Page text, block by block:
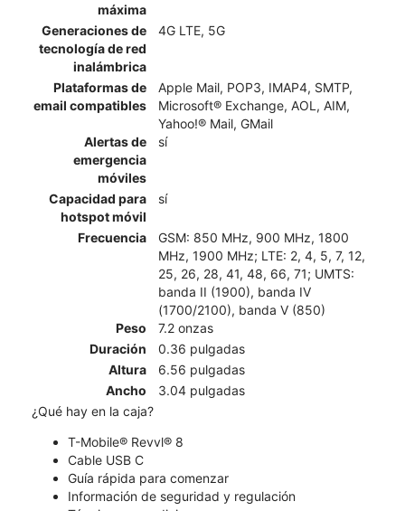
máxima
Generaciones de
tecnología de red
inalámbrica
4G LTE, 5G
Plataformas de
email compatibles
Apple Mail, POP3, IMAP4, SMTP,
Microsoft® Exchange, AOL, AIM,
Yahoo!® Mail, GMail
Alertas de
emergencia
móviles
sí
Capacidad para
hotspot móvil
sí
Frecuencia
GSM: 850 MHz, 900 MHz, 1800
MHz, 1900 MHz; LTE: 2, 4, 5, 7, 12,
25, 26, 28, 41, 48, 66, 71; UMTS:
banda II (1900), banda IV
(1700/2100), banda V (850)
Peso
7.2 onzas
Duración
0.36 pulgadas
Altura
6.56 pulgadas
Ancho
3.04 pulgadas
¿Qué hay en la caja?
T-Mobile® Revvl® 8
Cable USB C
Guía rápida para comenzar
Información de seguridad y regulación